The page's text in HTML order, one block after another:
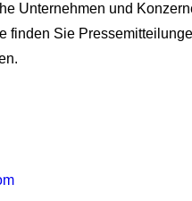
Unternehmen und
finden Sie